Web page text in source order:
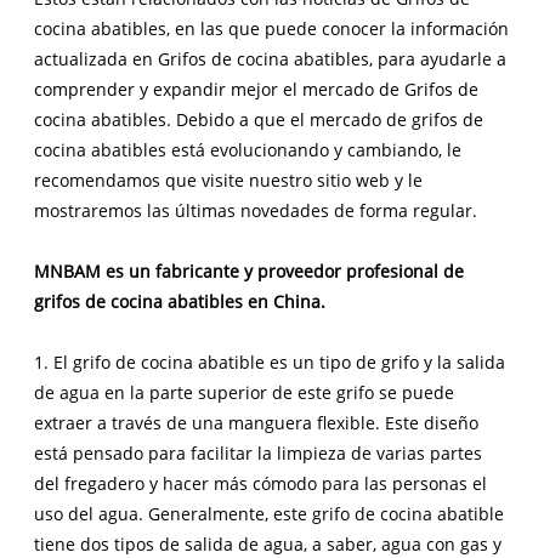
cocina abatibles, en las que puede conocer la información
actualizada en Grifos de cocina abatibles, para ayudarle a
comprender y expandir mejor el mercado de Grifos de
cocina abatibles. Debido a que el mercado de grifos de
cocina abatibles está evolucionando y cambiando, le
recomendamos que visite nuestro sitio web y le
mostraremos las últimas novedades de forma regular.
MNBAM es un fabricante y proveedor profesional de
grifos de cocina abatibles en China.
1. El grifo de cocina abatible es un tipo de grifo y la salida
de agua en la parte superior de este grifo se puede
extraer a través de una manguera flexible. Este diseño
está pensado para facilitar la limpieza de varias partes
del fregadero y hacer más cómodo para las personas el
uso del agua. Generalmente, este grifo de cocina abatible
tiene dos tipos de salida de agua, a saber, agua con gas y